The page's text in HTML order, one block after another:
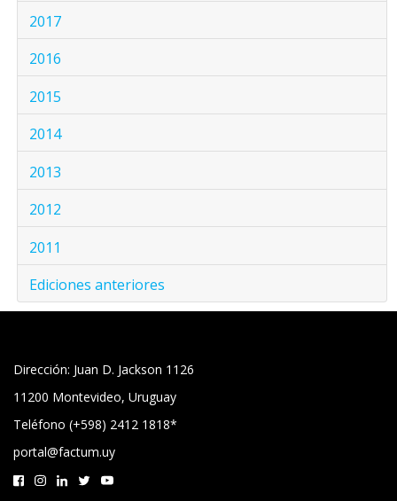
2017
2016
2015
2014
2013
2012
2011
Ediciones anteriores
Dirección: Juan D. Jackson 1126
11200 Montevideo, Uruguay
Teléfono (+598) 2412 1818*
portal@factum.uy